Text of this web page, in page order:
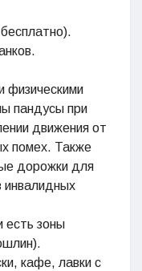
физическими
пандусы при
движения от
помех. Также
дорожки для
есть зоны
кафе, лавки с